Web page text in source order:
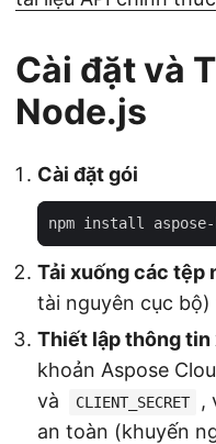
Cài đặt và
Node.js
Cài đặt gói
Tải xuống các tệp
tài nguyên cục
Thiết lập thông
khoản Aspose
và CLIENT_SECRET
,
an toàn (khuyến